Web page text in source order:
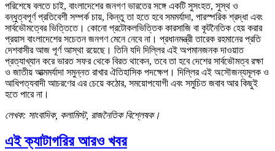
পরিশেষে বলতে চাই, বাংলাদেশের জনগণ ভারতের সঙ্গে একটি সুসংহত, সুস্থ ও
বন্ধুত্বপূর্ণ প্রতিবেশী সম্পর্ক চায়, কিন্তু তা হতে হবে সমমর্যাদা, পারস্পরিক শ্রদ্ধা এবং
সার্বভৌমত্বের ভিত্তিতে। কোনো প্রটোকলভিত্তিক কারসাজি বা কূটনৈতিক হেয় করার
প্রয়াস বাংলাদেশের সচেতন জনগণ মেনে নেবে না। প্রধানমন্ত্রী তারেক রহমানের প্রতি
দেশবাসীর আজ পূর্ণ আস্থা রয়েছে। তিনি যদি দিল্লির এই অপমানজনক দাওয়াত
প্রত্যাখ্যান করে ভারত সফর থেকে বিরত থাকেন, তবে তা হবে দেশের সার্বভৌমত্ব রক্ষা
ও জাতীয় আত্মমর্যাদা সমুন্নত রাখার ঐতিহাসিক পদক্ষেপ। দিল্লির এই অসৌজন্যমূলক ও
আধিপত্যবাদী আচরণের এর চেয়ে কঠোর, সময়োপযোগী এবং সমুচিত জবাব আর কিছুই
হতে পারে না।
লেখক: সাংবাদিক, কলামিস্ট, রাজনৈতিক বিশ্লেষক।
এই ক্যাটাগরির আরও খবর